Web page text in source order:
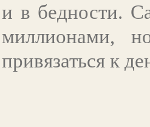
и в бедности.
миллионами,
привязаться к